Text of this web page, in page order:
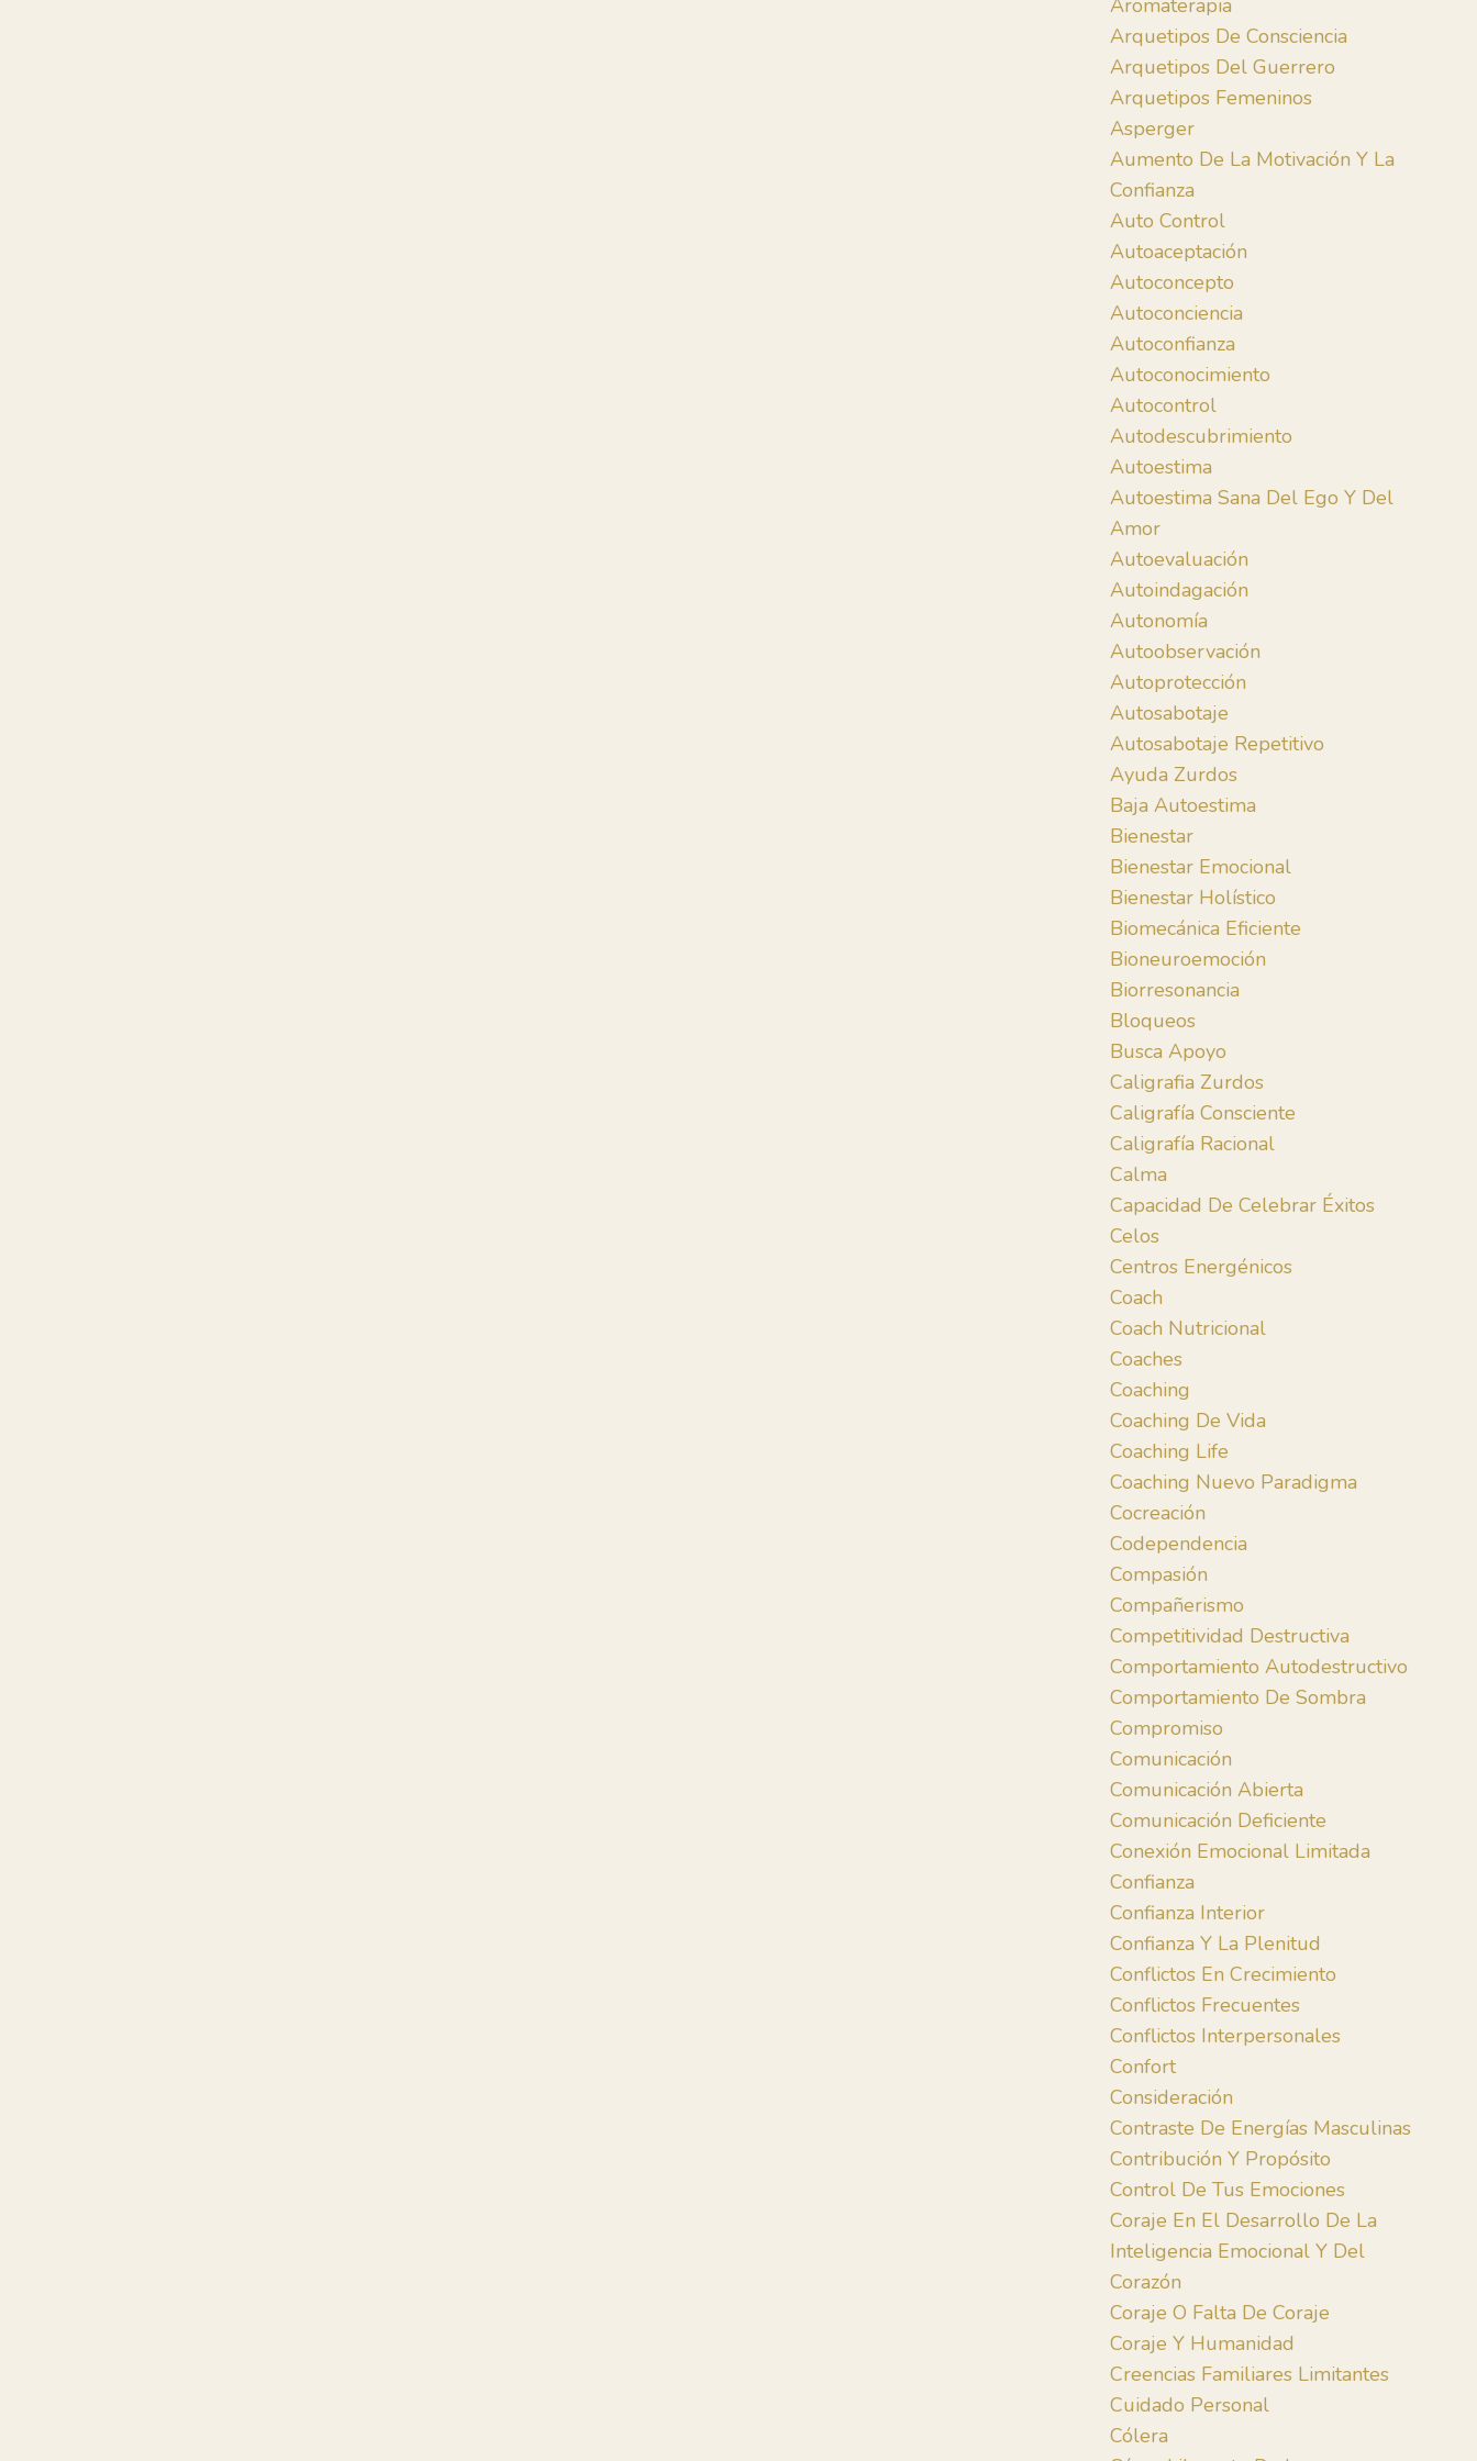
Arquetipos De Consciencia
Arquetipos Del Guerrero
Arquetipos Femeninos
Asperger
Aumento De La Motivación Y La
Confianza
Auto Control
Autoaceptación
Autoconcepto
Autoconciencia
Autoconfianza
Autoconocimiento
Autocontrol
Autodescubrimiento
Autoestima
Autoestima Sana Del Ego Y Del
Amor
Autoevaluación
Autoindagación
Autonomía
Autoobservación
Autoprotección
Autosabotaje
Autosabotaje Repetitivo
Ayuda Zurdos
Baja Autoestima
Bienestar
Bienestar Emocional
Bienestar Holístico
Biomecánica Eficiente
Bioneuroemoción
Biorresonancia
Bloqueos
Busca Apoyo
Caligrafia Zurdos
Caligrafía Consciente
Caligrafía Racional
Calma
Capacidad De Celebrar Éxitos
Celos
Centros Energénicos
Coach
Coach Nutricional
Coaches
Coaching
Coaching De Vida
Coaching Life
Coaching Nuevo Paradigma
Cocreación
Codependencia
Compasión
Compañerismo
Competitividad Destructiva
Comportamiento Autodestructivo
Comportamiento De Sombra
Compromiso
Comunicación
Comunicación Abierta
Comunicación Deficiente
Conexión Emocional Limitada
Confianza
Confianza Interior
Confianza Y La Plenitud
Conflictos En Crecimiento
Conflictos Frecuentes
Conflictos Interpersonales
Confort
Consideración
Contraste De Energías Masculinas
Contribución Y Propósito
Control De Tus Emociones
Coraje En El Desarrollo De La
Inteligencia Emocional Y Del
Corazón
Coraje O Falta De Coraje
Coraje Y Humanidad
Creencias Familiares Limitantes
Cuidado Personal
Cólera